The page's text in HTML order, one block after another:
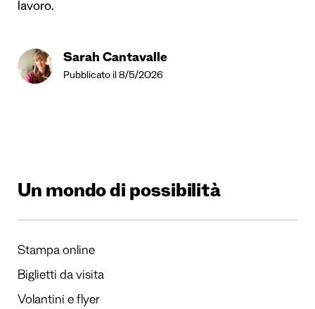
lavoro.
Sarah Cantavalle
Pubblicato il 8/5/2026
Un mondo di possibilità
Stampa online
Biglietti da visita
Volantini e flyer